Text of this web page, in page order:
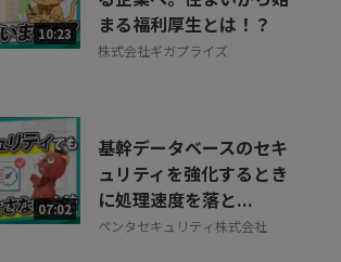
10:23
まる福利厚生とは！？
株式会社ギガプライズ
07:02
基幹データベースのセキ
ュリティを強化するとき
に処理速度を落と...
ペンタセキュリティ株式会社